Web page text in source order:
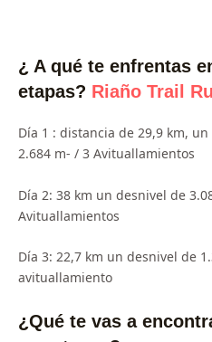
¿ A qué te enfrentas
etapas? Riaño Trail
Día 1 : distancia de 29,9 km,
2.684 m- / 3 Avituallamientos
Día 2: 38 km un desnivel de
Avituallamientos
Día 3: 22,7 km un desnivel de
avituallamiento
¿Qué te vas a